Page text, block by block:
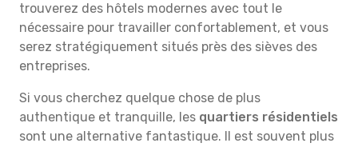
trouverez des hôtels modernes avec tout le
nécessaire pour travailler confortablement, et vous
serez stratégiquement situés près des sièves des
entreprises.
Si vous cherchez quelque chose de plus
authentique et tranquille, les quartiers résidentiels
sont une alternative fantastique. Il est souvent plus